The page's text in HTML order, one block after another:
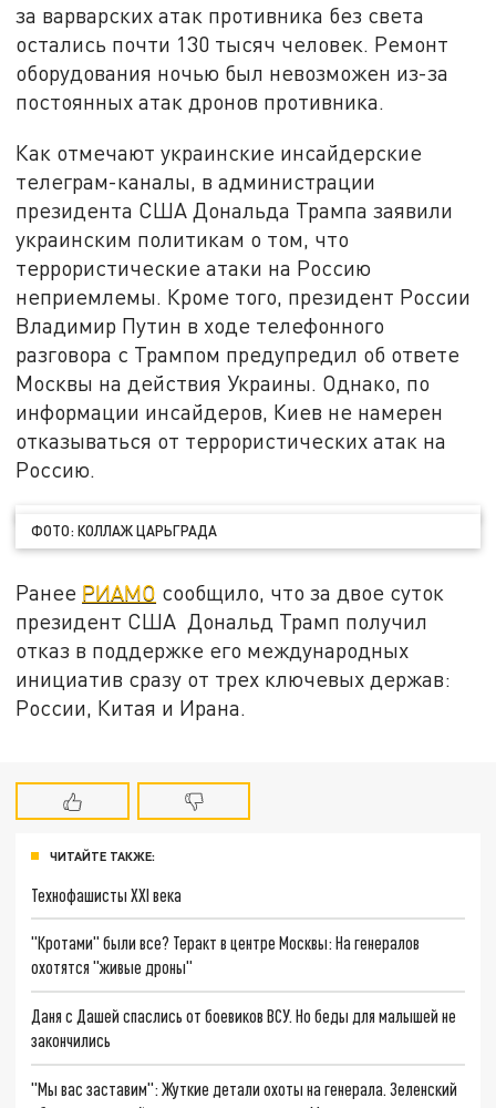
за варварских атак противника без света
остались почти 130 тысяч человек. Ремонт
оборудования ночью был невозможен из-за
постоянных атак дронов противника.
Как отмечают украинские инсайдерские
телеграм-каналы, в администрации
президента США Дональда Трампа заявили
украинским политикам о том, что
террористические атаки на Россию
неприемлемы. Кроме того, президент России
Владимир Путин в ходе телефонного
разговора с Трампом предупредил об ответе
Москвы на действия Украины. Однако, по
информации инсайдеров, Киев не намерен
отказываться от террористических атак на
Россию.
ФОТО: КОЛЛАЖ ЦАРЬГРАДА
Ранее РИАМО сообщило, что за двое суток
президент США Дональд Трамп получил
отказ в поддержке его международных
инициатив сразу от трех ключевых держав:
России, Китая и Ирана.
ЧИТАЙТЕ ТАКЖЕ:
Технофашисты XXI века
"Кротами" были все? Теракт в центре Москвы: На генералов
охотятся "живые дроны"
Даня с Дашей спаслись от боевиков ВСУ. Но беды для малышей не
закончились
"Мы вас заставим": Жуткие детали охоты на генерала. Зеленский